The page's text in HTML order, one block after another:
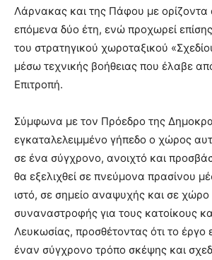
Λάρνακας και της Πάφου με
επόμενα δύο έτη, ενώ προχωρεί
του στρατηγικού χωροταξικού
μέσω τεχνικής βοήθειας που έλαβε
Επιτροπή.
Σύμφωνα με τον Πρόεδρο της
εγκαταλελειμμένο γήπεδο ο χώρος
σε ένα σύγχρονο, ανοιχτό και
θα εξελιχθεί σε πνεύμονα πρασίνου
ιστό, σε σημείο αναψυχής και σε χώρο
συναναστροφής για τους κατοίκους
Λευκωσίας, προσθέτοντας ότι το
έναν σύγχρονο τρόπο σκέψης και